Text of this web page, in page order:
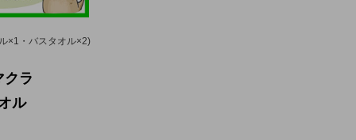
×1・バスタオル×2)
ラ
ル